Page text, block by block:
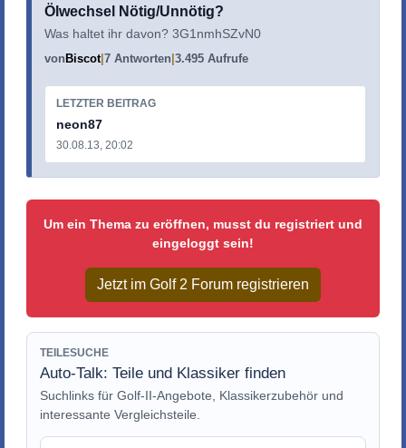
Ölwechsel Nötig/Unnötig?
Was haltet ihr davon? 3G1nmhSZvN0
von Biscot 7 Antworten 3.495 Aufrufe
LETZTER BEITRAG
neon87
30.08.13, 20:02
Um ein Thema zu eröffnen, musst du registriert und
eingeloggt sein!
Jetzt im Golf 2 Forum registrieren
TEILESUCHE
Auto-Talk: Teile und Klassiker finden
Suchlinks für Golf-II-Angebote, Klassikerzubehör und
interessante Vergleichsteile.